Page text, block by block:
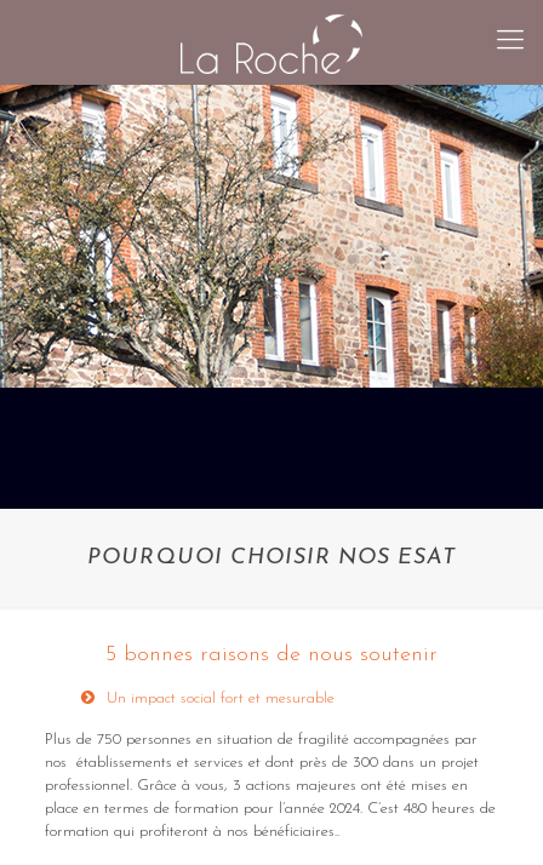
POURQUOI CHOISIR NOS ESAT
5 bonnes raisons de nous soutenir
Un impact social fort et mesurable
Plus de 750 personnes en situation de fragilité accompagnées par
nos établissements et services et dont près de 300 dans un projet
professionnel. Grâce à vous, 3 actions majeures ont été mises en
place en termes de formation pour l’année 2024. C’est 480 heures de
formation qui profiteront à nos bénéficiaires..